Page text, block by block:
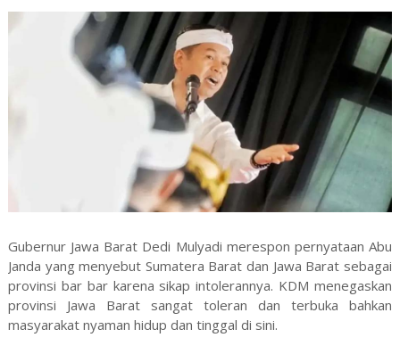
Gubernur Jawa Barat Dedi Mulyadi merespon pernyataan Abu
Janda yang menyebut Sumatera Barat dan Jawa Barat sebagai
provinsi bar bar karena sikap intolerannya. KDM menegaskan
provinsi Jawa Barat sangat toleran dan terbuka bahkan
masyarakat nyaman hidup dan tinggal di sini.